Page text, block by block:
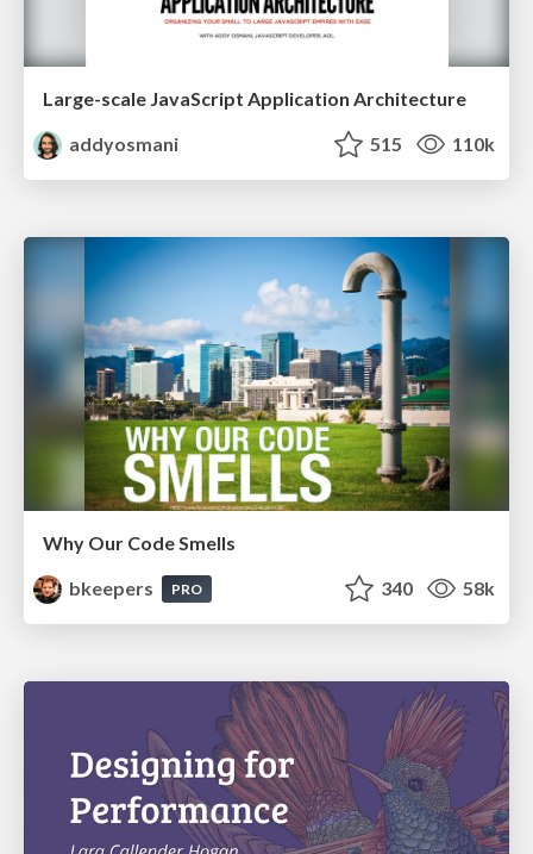
Large-scale JavaScript Application Architecture
addyosmani
515 110k
Why Our Code Smells
bkeepers
PRO 340 58k